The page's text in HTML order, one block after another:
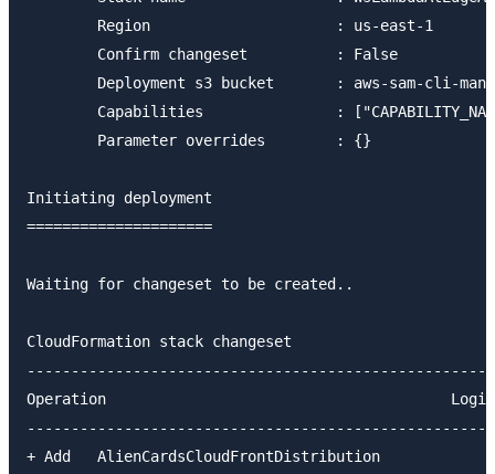
        Region                     : us-east-1
        Confirm changeset          : False
Deployment s3 bucket       : aws-sam-cli-
Capabilities               :
        Parameter overrides        : {}
Initiating deployment
=====================
Waiting for changeset to be created..
CloudFormation stack changeset
Operation
+ Add   AlienCardsCloudFrontDistribution